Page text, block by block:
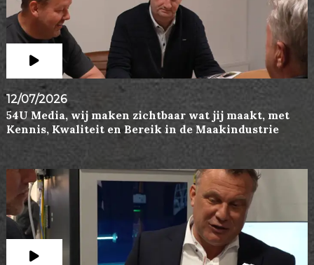
12/07/2026
54U Media, wij maken zichtbaar wat jij maakt, met
Kennis, Kwaliteit en Bereik in de Maakindustrie